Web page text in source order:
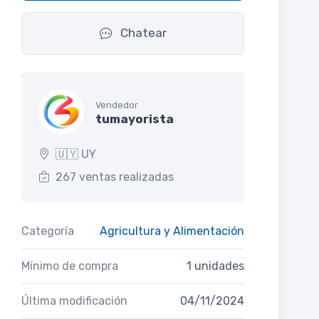
Chatear
Vendedor
tumayorista
🇺🇾 UY
267 ventas realizadas
Categoría Agricultura y Alimentación
Mínimo de compra 1 unidades
Última modificación 04/11/2024